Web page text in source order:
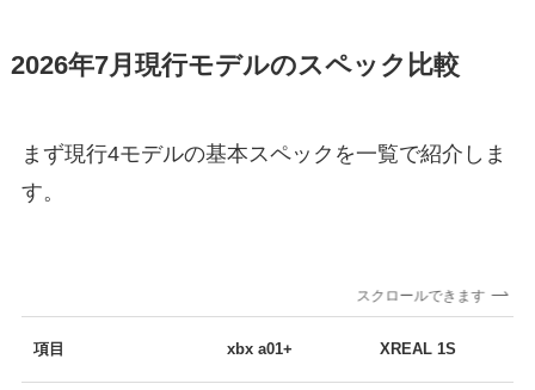
2026年7月現行モデルのスペック比較
まず現行4モデルの基本スペックを一覧で紹介しま
す。
スクロールできます
項目 xbx a01+ XREAL 1S